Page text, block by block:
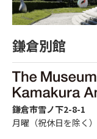
鎌倉別館
鎌倉市雪ノ下2-8-1
月曜（祝休日を除く